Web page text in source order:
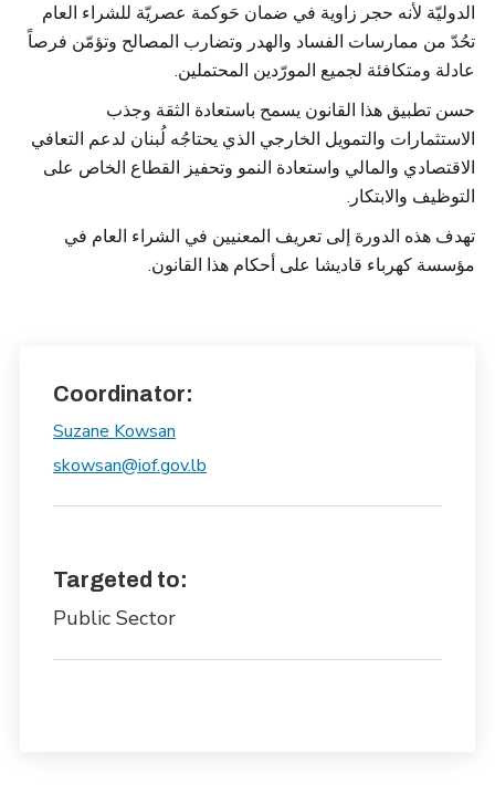
الدوليّة لأنه حجر زاوية في ضمان حَوكمة عصريّة للشراء العام
تحُدّ من ممارسات الفساد والهدر وتضارب المصالح وتؤمّن فرصاً
عادلة ومتكافئة لجميع المورّدين المحتملين.
حسن تطبيق هذا القانون يسمح باستعادة الثقة وجذب
الاستثمارات والتمويل الخارجي الذي يحتاجُه لُبنان لدعم التعافي
الاقتصادي والمالي واستعادة النمو وتحفيز القطاع الخاص على
التوظيف والابتكار.
تهدف هذه الدورة إلى تعريف المعنيين في الشراء العام في
مؤسسة كهرباء قاديشا على أحكام هذا القانون.
Coordinator:
Suzane Kowsan
skowsan@iof.gov.lb
Targeted to:
Public Sector